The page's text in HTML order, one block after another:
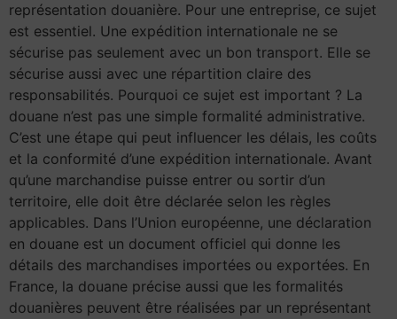
représentation douanière. Pour une entreprise, ce sujet
est essentiel. Une expédition internationale ne se
sécurise pas seulement avec un bon transport. Elle se
sécurise aussi avec une répartition claire des
responsabilités. Pourquoi ce sujet est important ? La
douane n’est pas une simple formalité administrative.
C’est une étape qui peut influencer les délais, les coûts
et la conformité d’une expédition internationale. Avant
qu’une marchandise puisse entrer ou sortir d’un
territoire, elle doit être déclarée selon les règles
applicables. Dans l’Union européenne, une déclaration
en douane est un document officiel qui donne les
détails des marchandises importées ou exportées. En
France, la douane précise aussi que les formalités
douanières peuvent être réalisées par un représentant